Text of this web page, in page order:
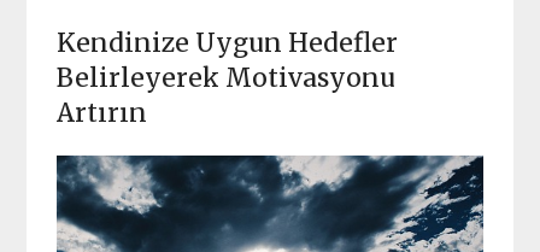
Kendinize Uygun Hedefler
Belirleyerek Motivasyonu
Artırın